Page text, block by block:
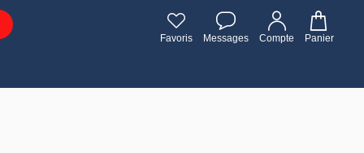
Favoris Messages Compte Panier